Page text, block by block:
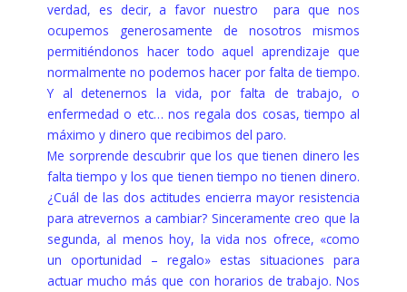
verdad, es decir, a favor nuestro para que nos
ocupemos generosamente de nosotros mismos
permitiéndonos hacer todo aquel aprendizaje que
normalmente no podemos hacer por falta de tiempo.
Y al detenernos la vida, por falta de trabajo, o
enfermedad o etc… nos regala dos cosas, tiempo al
máximo y dinero que recibimos del paro.
Me sorprende descubrir que los que tienen dinero les
falta tiempo y los que tienen tiempo no tienen dinero.
¿Cuál de las dos actitudes encierra mayor resistencia
para atrevernos a cambiar? Sinceramente creo que la
segunda, al menos hoy, la vida nos ofrece, «como
un oportunidad – regalo» estas situaciones para
actuar mucho más que con horarios de trabajo. Nos